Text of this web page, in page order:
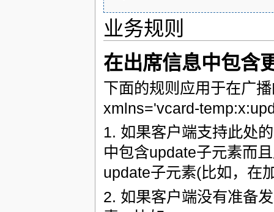
业务规则
在出席信息中包含
下面的规则应用于在广
xmlns='vcard-
1. 如果客户端支持此处
中包含update子元素而
update子元素(比如，在
2. 如果客户端没有准备